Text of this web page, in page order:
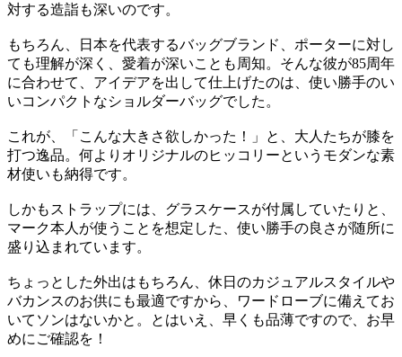
対する造詣も深いのです。
もちろん、日本を代表するバッグブランド、ポーターに対し
ても理解が深く、愛着が深いことも周知。そんな彼が85周年
に合わせて、アイデアを出して仕上げたのは、使い勝手のい
いコンパクトなショルダーバッグでした。
これが、「こんな大きさ欲しかった！」と、大人たちが膝を
打つ逸品。何よりオリジナルのヒッコリーというモダンな素
材使いも納得です。
しかもストラップには、グラスケースが付属していたりと、
マーク本人が使うことを想定した、使い勝手の良さが随所に
盛り込まれています。
ちょっとした外出はもちろん、休日のカジュアルスタイルや
バカンスのお供にも最適ですから、ワードローブに備えてお
いてソンはないかと。とはいえ、早くも品薄ですので、お早
めにご確認を！